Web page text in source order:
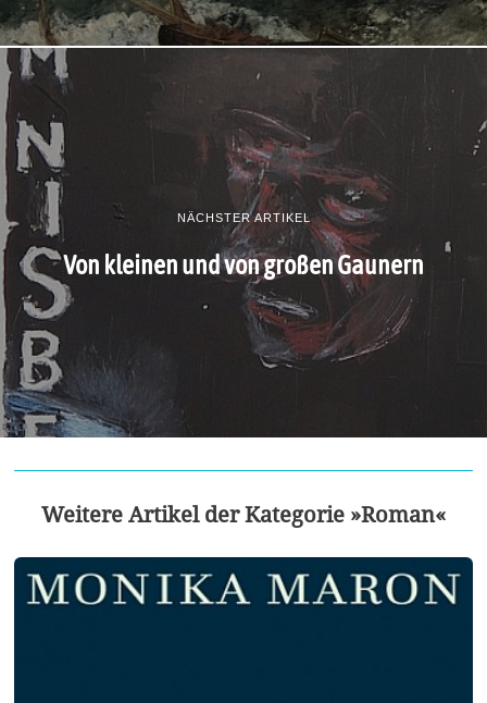
NÄCHSTER ARTIKEL
Von kleinen und von großen Gaunern
Weitere Artikel der Kategorie »Roman«